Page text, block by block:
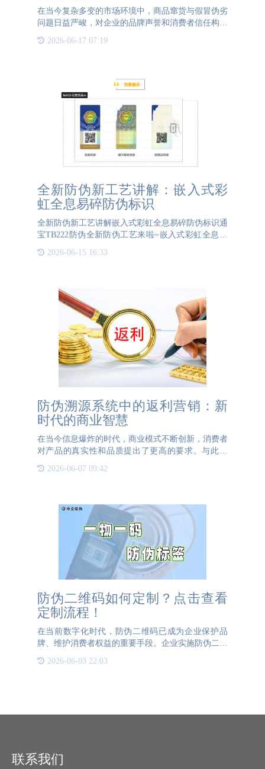
在当今复杂多变的市场环境中，商品窜货与假冒伪劣
问题日益严峻，对企业的品牌声誉和消费者信任构成
窜稽查功能，正逐步成为企业保障产品质量、维护市
2026-06-17 07:19
全新防伪新工艺讲解：嵌入式彩
虹全息易碎防伪标识
全新防伪新工艺讲解嵌入式彩虹全息易碎防伪标识通
宝TB222防伪全新防伪工艺来啦~嵌入式彩虹全息易
碎防伪标识！将激光信息隐藏到标体中，在没有揭开
前激光信息不显现，只有在揭开后，剥落层及揭开后
2026-06-15 16:33
防伪溯源系统中的返利营销：新
时代的商业智慧
在当今信息爆炸的时代，商业模式不断创新，消费者
对产品的真实性和品质提出了更高的要求。与此同
力。在这种背景下，防伪溯源系统与返利营销的结合
2026-06-07 09:42
防伪二维码如何定制？点击查看
定制流程！
在当前数字化时代，防伪二维码已成为企业保护品
牌、维护消费者权益的重要手段。企业实施防伪二维
码项目需遵循科学规范的流程，以确保方案的可行性
与有效性，具体可分为以下五个核心步骤：一、明确
2026-06-03 22:03
联系我们